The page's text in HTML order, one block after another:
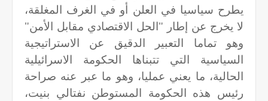
يطرح سياسيا في العلن أو في الغرف المغلقة،
لا يخرج عن إطار "الحل الاقتصادي مقابل الأمن"
وهو تماما التعبير الدقيق عن الاستراتيجية
السياسية التي تتبناها الحكومة الاسرائيلية
الحالية، ما يعني عمليا، وهو ما عبر عنه صراحة
رئيس هذه الحكومة المستوطن نفتالي بنيت،